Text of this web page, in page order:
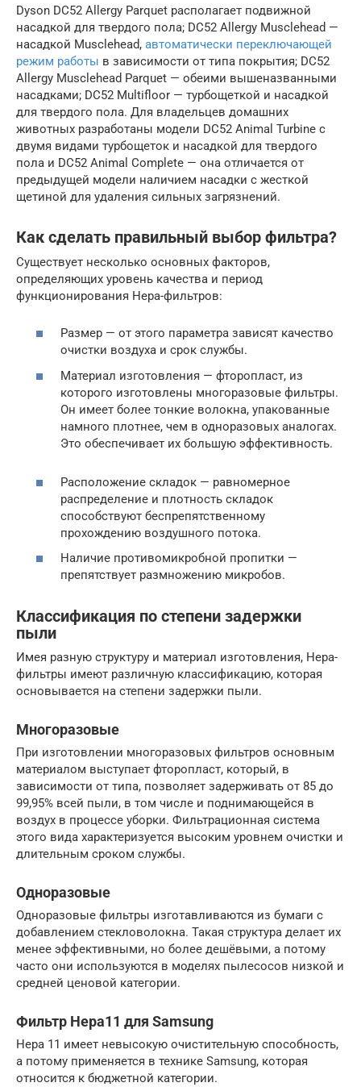
Dyson DC52 Allergy Parquet располагает подвижной
насадкой для твердого пола; DC52 Allergy Musclehead —
насадкой Musclehead, автоматически переключающей
режим работы в зависимости от типа покрытия; DC52
Allergy Musclehead Parquet — обеими вышеназванными
насадками; DC52 Multifloor — турбощеткой и насадкой
для твердого пола. Для владельцев домашних
животных разработаны модели DC52 Animal Turbine с
двумя видами турбощеток и насадкой для твердого
пола и DC52 Animal Complete — она отличается от
предыдущей модели наличием насадки с жесткой
щетиной для удаления сильных загрязнений.
Как сделать правильный выбор фильтра?
Существует несколько основных факторов,
определяющих уровень качества и период
функционирования Нера-фильтров:
Размер — от этого параметра зависят качество
очистки воздуха и срок службы.
Материал изготовления — фторопласт, из
которого изготовлены многоразовые фильтры.
Он имеет более тонкие волокна, упакованные
намного плотнее, чем в одноразовых аналогах.
Это обеспечивает их большую эффективность.
Расположение складок — равномерное
распределение и плотность складок
способствуют беспрепятственному
прохождению воздушного потока.
Наличие противомикробной пропитки —
препятствует размножению микробов.
Классификация по степени задержки
пыли
Имея разную структуру и материал изготовления, Нера-
фильтры имеют различную классификацию, которая
основывается на степени задержки пыли.
Многоразовые
При изготовлении многоразовых фильтров основным
материалом выступает фторопласт, который, в
зависимости от типа, позволяет задерживать от 85 до
99,95% всей пыли, в том числе и поднимающейся в
воздух в процессе уборки. Фильтрационная система
этого вида характеризуется высоким уровнем очистки и
длительным сроком службы.
Одноразовые
Одноразовые фильтры изготавливаются из бумаги с
добавлением стекловолокна. Такая структура делает их
менее эффективными, но более дешёвыми, а потому
часто они используются в моделях пылесосов низкой и
средней ценовой категории.
Фильтр Hepa11 для Samsung
Hepa 11 имеет невысокую очистительную способность,
а потому применяется в технике Samsung, которая
относится к бюджетной категории.